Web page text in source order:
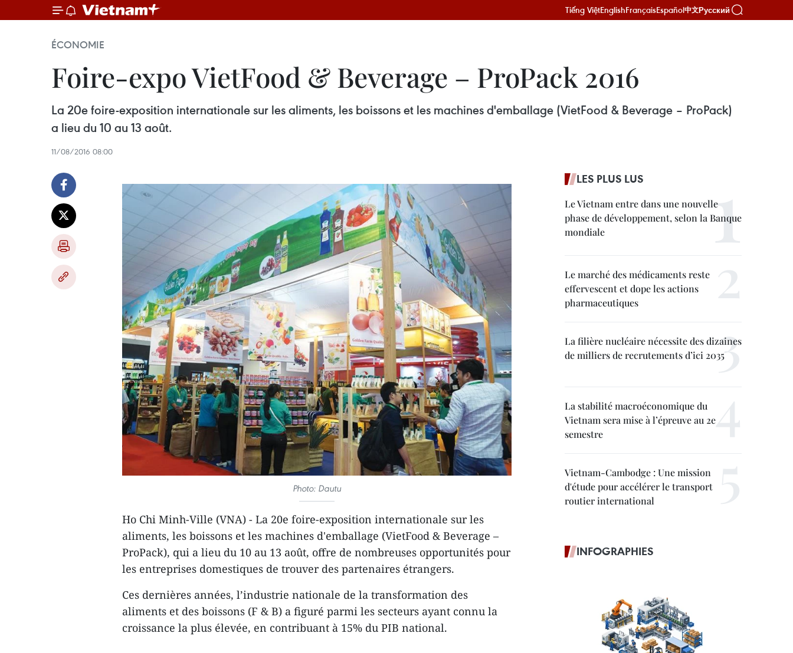
Tiếng ViệtEnglishFrançaisEspañol中文Русский
ÉCONOMIE
Foire-expo VietFood & Beverage – ProPack 2016
La 20e foire-exposition internationale sur les aliments, les boissons et les machines d'emballage (VietFood & Beverage – ProPack)
a lieu du 10 au 13 août.
11/08/2016 08:00
Photo: Dautu
Ho Chi Minh-Ville (VNA) - La 20e foire-exposition internationale sur les
aliments, les boissons et les machines d'emballage (VietFood & Beverage –
ProPack), qui a lieu du 10 au 13 août, offre de nombreuses opportunités pour
les entreprises domestiques de trouver des partenaires étrangers.
Ces dernières années, l’industrie nationale de la transformation des
aliments et des boissons (F & B) a figuré parmi les secteurs ayant connu la
croissance la plus élevée, en contribuant à 15% du PIB national.
LES PLUS LUS
Le Vietnam entre dans une nouvelle
phase de développement, selon la Banque
mondiale
Le marché des médicaments reste
effervescent et dope les actions
pharmaceutiques
La filière nucléaire nécessite des dizaines
de milliers de recrutements d’ici 2035
La stabilité macroéconomique du
Vietnam sera mise à l’épreuve au 2e
semestre
Vietnam-Cambodge : Une mission
d'étude pour accélérer le transport
routier international
INFOGRAPHIES